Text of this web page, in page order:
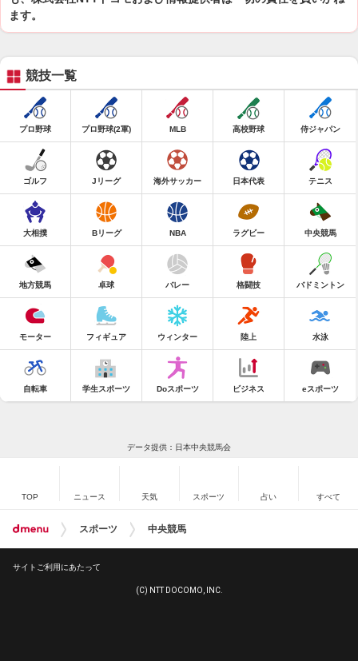
ます。
競技一覧
プロ野球 プロ野球(2軍) MLB 高校野球 侍ジャパン
ゴルフ Jリーグ 海外サッカー 日本代表 テニス
大相撲 Bリーグ NBA ラグビー 中央競馬
地方競馬 卓球 バレー 格闘技 バドミントン
モーター フィギュア ウィンター 陸上 水泳
自転車 学生スポーツ Doスポーツ ビジネス eスポーツ
データ提供：日本中央競馬会
TOP ニュース 天気 スポーツ 占い すべて
スポーツ 中央競馬
サイトご利用にあたって
(C) NTT DOCOMO, INC.